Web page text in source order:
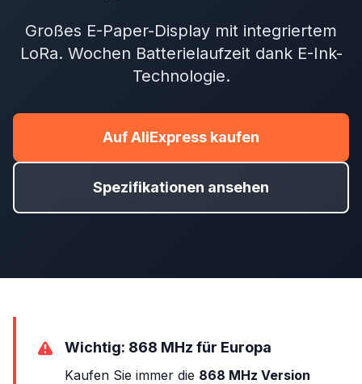
Großes E-Paper-Display mit integriertem
LoRa. Wochen Batterielaufzeit dank E-Ink-
Technologie.
Auf AliExpress kaufen
Spezifikationen ansehen
Wichtig: 868 MHz für Europa
Kaufen Sie immer die 868 MHz Version